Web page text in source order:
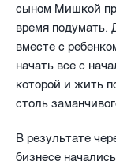
сыном Мишкой
время подумать.
вместе с
начать все с
которой и жить
столь
В результате
бизнесе